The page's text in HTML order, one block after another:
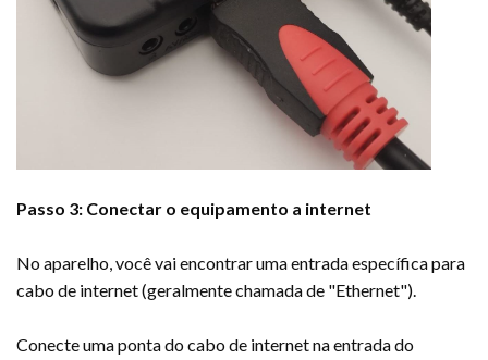
Passo 3: Conectar o equipamento a internet
No aparelho, você vai encontrar uma entrada específica para
cabo de internet (geralmente chamada de "Ethernet").
Conecte uma ponta do cabo de internet na entrada do